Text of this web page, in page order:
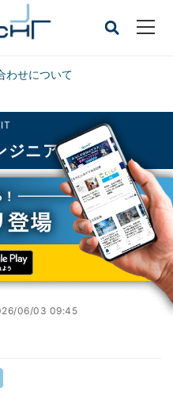
わせについて
ジニア
も移行進まず
3割、HP製PCでも
06/03 09:45